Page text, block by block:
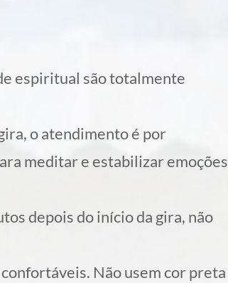
espiritual são totalmente
o atendimento é por
meditar e estabilizar emoções
depois do início da gira, não
Não usem cor preta